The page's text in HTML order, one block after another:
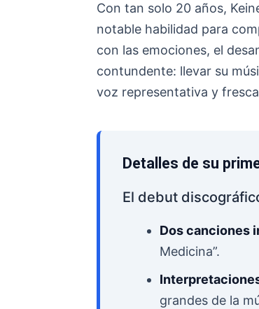
Con tan solo 20 años,
notable habilidad para
con las emociones, el
contundente: llevar su
voz representativa y
Detalles de su
El debut
Dos canciones
Medicina”.
grandes de la